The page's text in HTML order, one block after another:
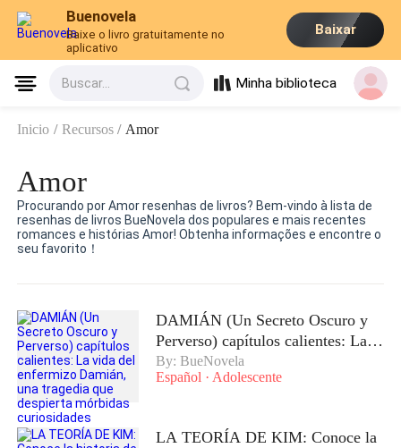
Buenovela
Baixe o livro gratuitamente no
aplicativo
Baixar
Buscar... Minha biblioteca
Inicio / Recursos / Amor
Amor
Procurando por Amor resenhas de livros? Bem-vindo à lista de
resenhas de livros BueNovela dos populares e mais recentes
romances e histórias Amor! Obtenha informações e encontre o
seu favorito！
DAMIÁN (Un Secreto Oscuro y
Perverso) capítulos calientes: La
vida del enfermizo Damián, una
tragedia que despierta mórbidas
By: BueNovela
Español · Adolescente
LA TEORÍA DE KIM: Conoce la